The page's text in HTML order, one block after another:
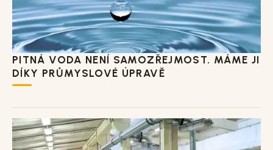
PITNÁ VODA NENÍ SAMOZŘEJMOST. MÁME JI
DÍKY PRŮMYSLOVÉ ÚPRAVĚ